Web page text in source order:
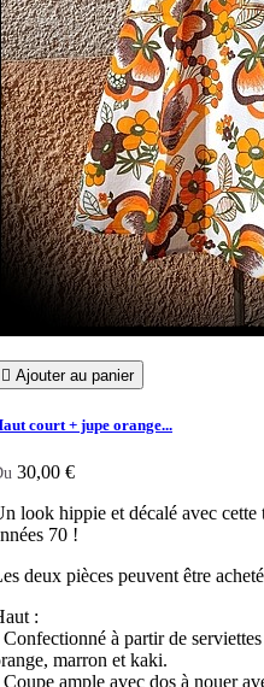
 Ajouter au panier
court + jupe orange...
30,00 €
look hippie et décalé avec cette
70 !
deux pièces peuvent être
:
Confectionné à partir de
marron et kaki.
Coupe ample avec dos à nouer